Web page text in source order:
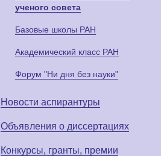
ученого совета
Базовые школы РАН
Академический класс РАН
Форум "Ни дня без науки"
Новости аспирантуры
Объявления о диссертациях
Конкурсы, гранты, премии